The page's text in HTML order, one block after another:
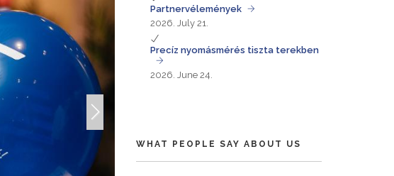
Next
Partnervélemények
2026. July 21.
Precíz nyomásmérés tiszta terekben
2026. June 24.
WHAT PEOPLE SAY ABOUT US